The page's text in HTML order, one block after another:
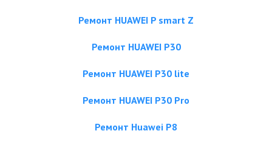
Ремонт HUAWEI P smart Z
Ремонт HUAWEI P30
Ремонт HUAWEI P30 lite
Ремонт HUAWEI P30 Pro
Ремонт Huawei P8